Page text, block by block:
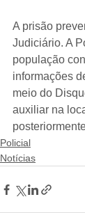
A prisão
Judiciário. A
população
informações
meio do
auxiliar na
Policial
Notícias